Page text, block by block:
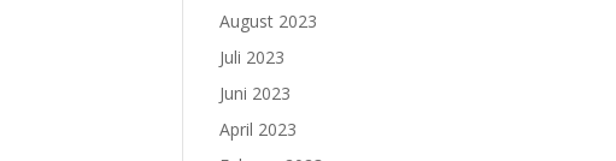
August 2023
Juli 2023
Juni 2023
April 2023